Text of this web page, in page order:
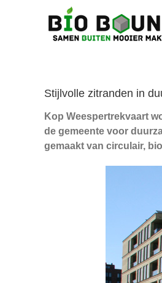
Stijlvolle zitranden in
Kop Weespertrekvaart
de gemeente voor
gemaakt van circulair,